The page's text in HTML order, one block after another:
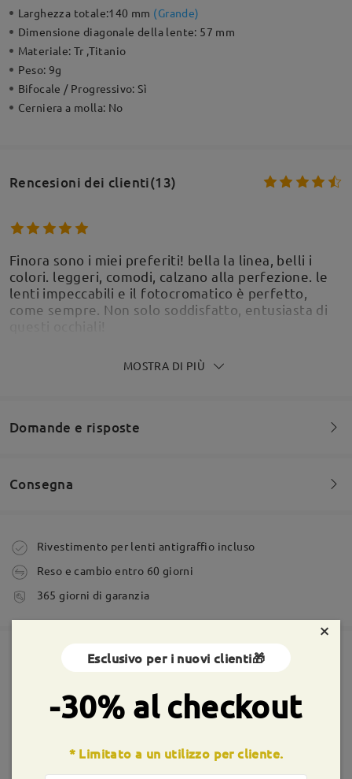
Larghezza totale:140 mm (Grande)
Dimensione diagonale della lente: 57 mm
Materiale:Tr ,Titanio
Peso: 9g
Bifocale / Progressivo:Sì
Cerniera a molla: No
Rencesioni dei clienti(13)
Finora sono i miei preferiti! bella la linea, belli i
colori. leggeri, comodi, calzano alla perfezione. le
lenti impeccabili e il fotocromatico è perfetto,
come sempre. Non solo soddisfatto, entusiasta di
Perfetti come sempre servizio clienti impeccabile
recensioni
Scrivi una recensione
MOSTRA DI PIÙ
Domande e risposte
Siete invitati a lasciare qualsiasi commento sulla montatura.
Consegna
Ordine effettuato
tempi di spedizione
Spedito
shipping time
Rivestimento per lenti antigraffio incluso
Reso e cambio entro 60 giorni
365 giorni di garanzia
×
Esclusivo per i nuovi clienti🎁
-30% al checkout
* Limitato a un utilizzo per cliente.